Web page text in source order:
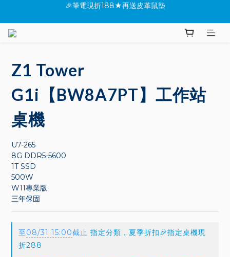
★全館指定桌機現折288
Z1 Tower
G1i【BW8A7PT】工作站
桌機
U7-265
8G DDR5-5600
1T SSD
500W
W11專業版
三年保固
至08/31 15:00截止 指定分類，夏季折扣🎉指定桌機現
折288